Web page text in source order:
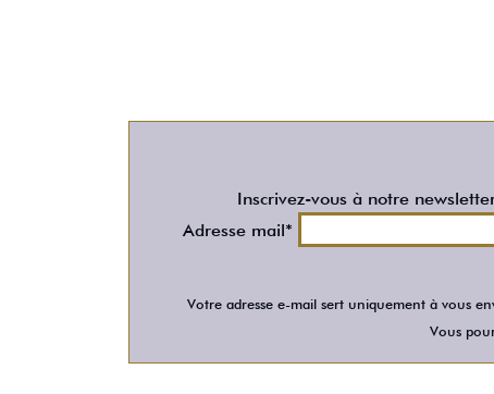
Inscrivez-vous à notre
Adresse mail*
Votre adresse e-mail sert uniquement à vous
Vous